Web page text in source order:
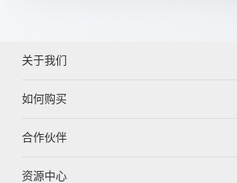
关于我们
如何购买
合作伙伴
资源中心